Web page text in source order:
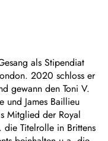
als Stipendiat
2020 schloss er
gewann den Toni V.
und James Baillieu
Mitglied der Royal
Titelrolle in Brittens